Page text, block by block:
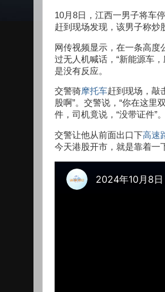
10月8日，江西一男子将车
赶到现场发现，该男子称炒
网传视频显示，在一条高度
过无人机喊话，“新能源车
是没有反应。
交警骑摩托车赶到现场，敲
股啊”。交警说，“你在这里
件，司机竟说，“没带证件”。
交警让他从前面出口下高速
今天港股开市，就是靠着一